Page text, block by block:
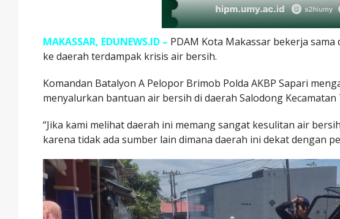
MAKASSAR, EDUNEWS.ID – PDAM Kota Makassar bekerja
ke daerah terdampak krisis air bersih.
Komandan Batalyon A Pelopor Brimob Polda AKBP Sapari
menyalurkan bantuan air bersih di daerah Salodong Kecamatan
“Jika kami melihat daerah ini memang sangat kesulitan air
karena tidak ada sumber lain dimana daerah ini dekat dengan